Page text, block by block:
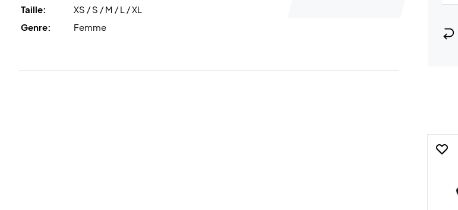
Taille:
XS / S / M / L / XL
Genre:
Femme